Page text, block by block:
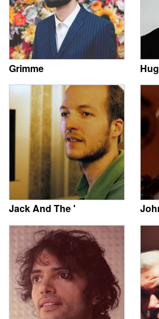
Grimme
Jack And The '